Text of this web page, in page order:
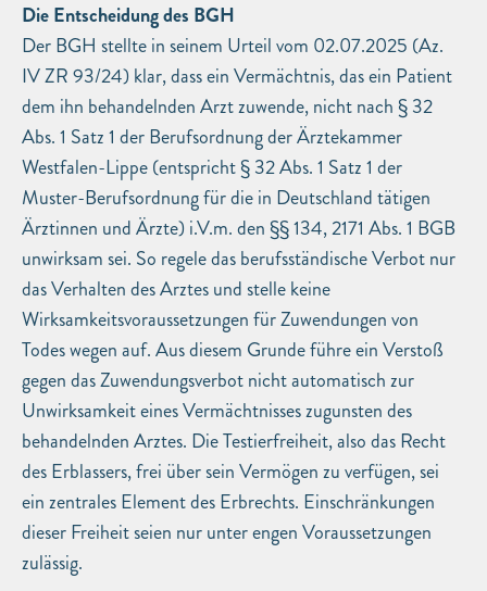
Die Entscheidung des BGH
Der BGH stellte in seinem Urteil vom 02.07.2025 (Az.
IV ZR 93/24) klar, dass ein Vermächtnis, das ein Patient
dem ihn behandelnden Arzt zuwende, nicht nach § 32
Abs. 1 Satz 1 der Berufsordnung der Ärztekammer
Westfalen-Lippe (entspricht § 32 Abs. 1 Satz 1 der
Muster-Berufsordnung für die in Deutschland tätigen
Ärztinnen und Ärzte) i.V.m. den §§ 134, 2171 Abs. 1 BGB
unwirksam sei. So regele das berufsständische Verbot nur
das Verhalten des Arztes und stelle keine
Wirksamkeitsvoraussetzungen für Zuwendungen von
Todes wegen auf. Aus diesem Grunde führe ein Verstoß
gegen das Zuwendungsverbot nicht automatisch zur
Unwirksamkeit eines Vermächtnisses zugunsten des
behandelnden Arztes. Die Testierfreiheit, also das Recht
des Erblassers, frei über sein Vermögen zu verfügen, sei
ein zentrales Element des Erbrechts. Einschränkungen
dieser Freiheit seien nur unter engen Voraussetzungen
zulässig.